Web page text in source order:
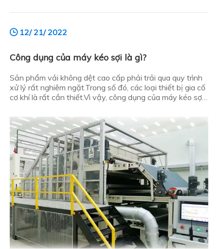
12/ 21/ 2022
Công dụng của máy kéo sợi là gì?
Sản phẩm vải không dệt cao cấp phải trải qua quy trình
xử lý rất nghiêm ngặt.Trong số đó, các loại thiết bị gia cố
cơ khí là rất cần thiết.Vì vậy, công dụng của máy kéo sợi
sao nên mua máy kéo sợi?